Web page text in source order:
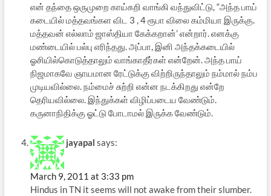
என் தந்தை ஒருமுறை காய்கறி வாங்கி வந்துவிட்டு, “அந்த பாய்
கடையில் மத்தவங்கள விட 3 , 4 ரூபா விலை கம்மியா இருக்கு.
மத்தவன் எல்லாம் ஜாஸ்தியா கேக்கறான்’ என்றார். எனக்கு
மண்டையில் பல்பு எரிந்தது. அப்பா, இனி அந்தக்கடையில்
ஓசியில்கொடுத்தாலும் வாங்காதீர்கள் என்றேன். அந்த பாய்
நிஜமாகவே ஞாயமான ரேட்டுக்கு விற்றிருந்தாலும் நம்மால் நம்ப
முடியவில்லை. நம்மைச் சுற்றி என்ன நடக்கிறது என்றே
தெரியவில்லை. இந்துக்கள் விழிப்படைய வேண்டும்.
கருனாநிதிக்கு ஓட்டு போடாமல் இருக்க வேண்டும்.
jayapal says:
March 9, 2011 at 3:33 pm
Hindus in TN it seems will not awake from their slumber.